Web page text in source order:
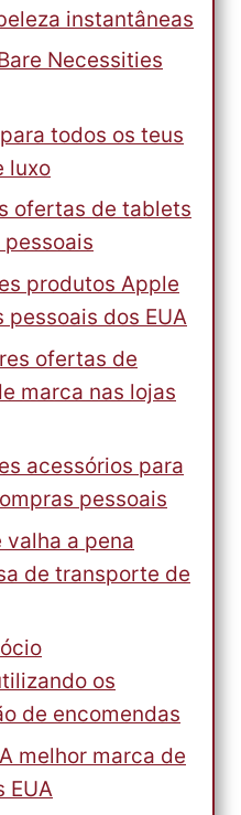
instantâneas
Necessities
todos os teus
luxo
ofertas de tablets
produtos Apple
dos EUA
ofertas de
marca nas lojas
acessórios para
pessoais
valha a pena
de transporte de
os
de encomendas
melhor marca de
EUA